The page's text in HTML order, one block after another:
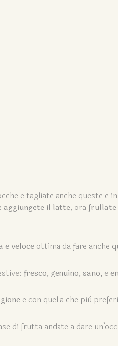
e tagliate anche queste e
aggiungete il latte, ora
e veloce ottima da fare anche
fresco, genuino, sano, e
e con quella che più
di frutta andate a dare